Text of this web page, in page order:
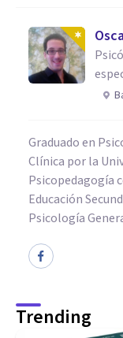
Graduado en
Clínica por la
Psicopedagogía
Educación
Psicología
Trending